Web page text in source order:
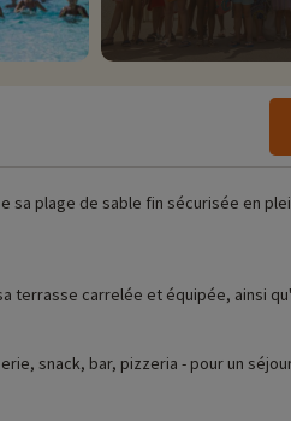
sa plage de sable fin sécurisée en
terrasse carrelée et équipée, ainsi
snack, bar, pizzeria - pour un